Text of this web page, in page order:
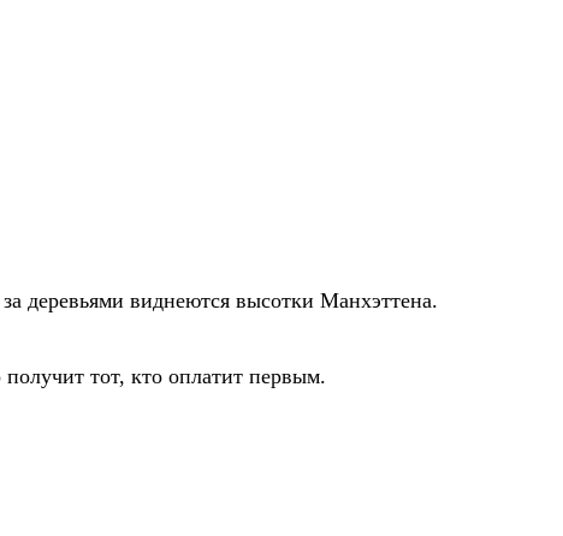
деревьями виднеются высотки Манхэттена.
тот, кто оплатит первым.